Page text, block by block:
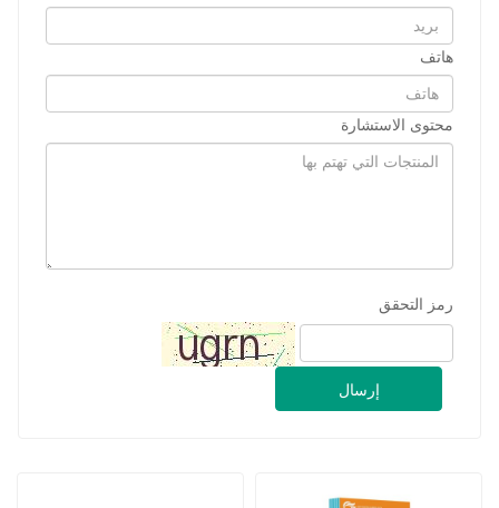
هاتف
محتوى الاستشارة
رمز التحقق
إرسال